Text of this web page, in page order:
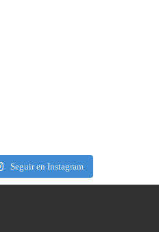
Seguir en Instagram